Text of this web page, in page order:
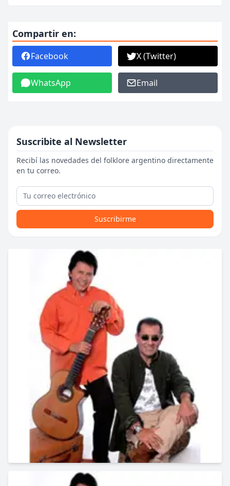
Compartir en:
Facebook X (Twitter)
WhatsApp Email
Suscribite al Newsletter
Recibí las novedades del folklore argentino directamente
en tu correo.
Suscribirme